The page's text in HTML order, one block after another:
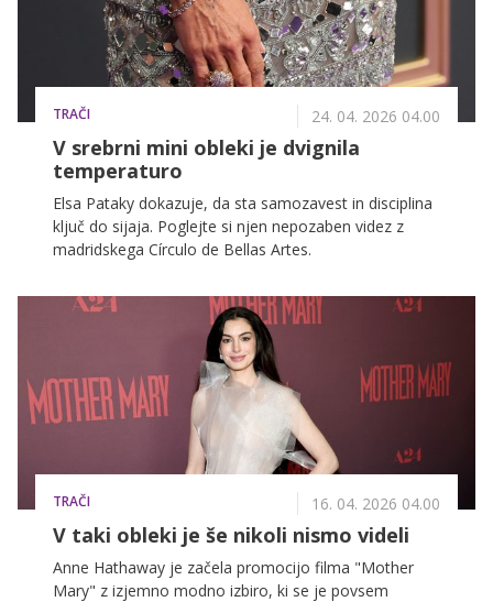
TRAČI 24. 04. 2026 04.00
V srebrni mini obleki je dvignila
temperaturo
Elsa Pataky dokazuje, da sta samozavest in disciplina
ključ do sijaja. Poglejte si njen nepozaben videz z
madridskega Círculo de Bellas Artes.
TRAČI 16. 04. 2026 04.00
V taki obleki je še nikoli nismo videli
Anne Hathaway je začela promocijo filma "Mother
Mary" z izjemno modno izbiro, ki se je povsem